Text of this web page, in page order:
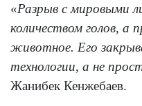
«Разрыв с мировыми
количеством голов, а
животное. Его
технологии, а не
Жанибек Кенжебаев.